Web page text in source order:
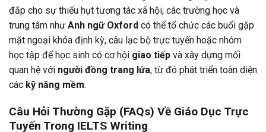
đắp cho sự thiếu hụt tương tác xã hội, các trường học và
trung tâm như Anh ngữ Oxford có thể tổ chức các buổi gặp
mặt ngoại khóa định kỳ, câu lạc bộ trực tuyến hoặc nhóm
học tập để học sinh có cơ hội giao tiếp và xây dựng mối
quan hệ với người đồng trang lứa, từ đó phát triển toàn diện
các kỹ năng mềm.
Câu Hỏi Thường Gặp (FAQs) Về Giáo Dục Trực
Tuyến Trong IELTS Writing